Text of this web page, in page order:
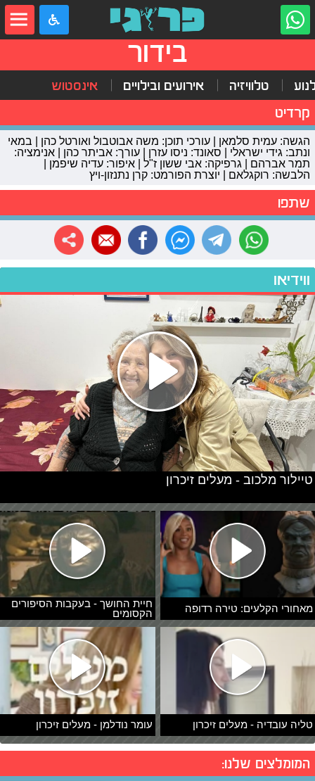
בידור
טלוויזיה אירועים ובילויים אינסטוש
קרדיט
הגשה: עמית סלמאן | עורכי תוכן: משה אבוטבול ואורטל כהן | במאי
ונתב: גידי ישראלי | סאונד: ניסו עזרן | עורך: אביתר כהן | אנימציה:
תמר אברהם | גרפיקה: אבי ששון ז"ל | איפור: עדיה שיפמן |
הלבשה: רוקגלאם | יוצרת הפורמט: קרן נתנזון-ויץ
שתפו
ווידיאו
מאחורי הקלעים: טירה רדופה
חיית החושך - בעקבות הסיפורים
הקסומים
טליה עובדיה - מעלים זיכרון עומר נודלמן - מעלים זיכרון
טיילור מלכוב - מעלים זיכרון
המומלצים שלנו: